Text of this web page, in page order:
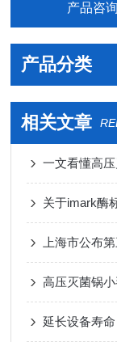
产品咨询
产品分类
相关文章
一文看懂高
关于imark酶
上海市公布
高压灭菌锅
延长设备寿